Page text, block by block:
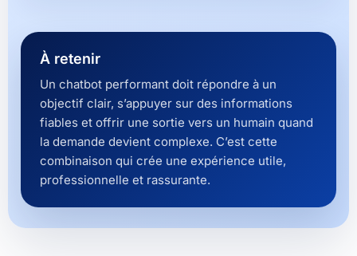
À retenir
Un chatbot performant doit répondre à un
objectif clair, s’appuyer sur des informations
fiables et offrir une sortie vers un humain quand
la demande devient complexe. C’est cette
combinaison qui crée une expérience utile,
professionnelle et rassurante.